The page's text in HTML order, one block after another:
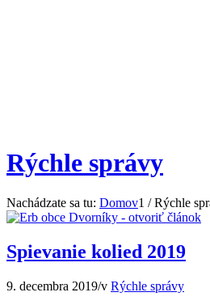
Rýchle správy
Nachádzate sa tu: Domov1 / Rýchle
Spievanie kolied 2019
9. decembra 2019/v Rýchle správy